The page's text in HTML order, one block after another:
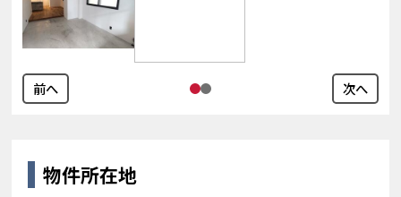
前へ 次へ
物件所在地